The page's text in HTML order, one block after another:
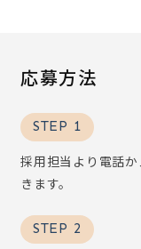
応募方法
STEP 1
採用担当より電話
きます。
STEP 2